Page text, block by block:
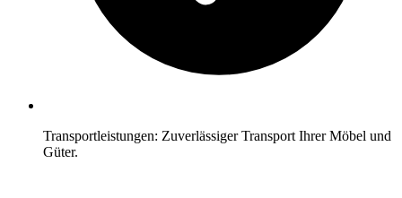
Transportleistungen: Zuverlässiger Transport Ihrer Möbel und
Güter.